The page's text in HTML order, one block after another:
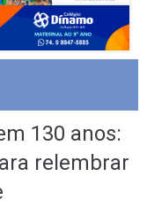
130 anos:
relembrar